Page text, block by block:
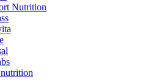
Nutrition